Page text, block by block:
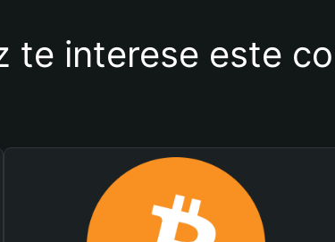
te interese este